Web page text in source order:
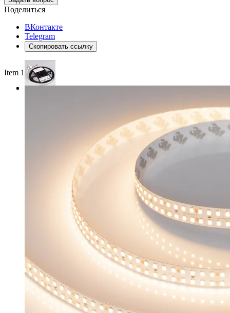
Поделиться
ВКонтакте
Telegram
Скопировать ссылку
Item 1 of 3